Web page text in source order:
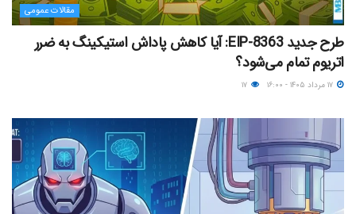
مقالات عمومی
طرح جدید EIP-8363: آیا کاهش پاداش استیکینگ به ضرر
اتریوم تمام می‌شود؟